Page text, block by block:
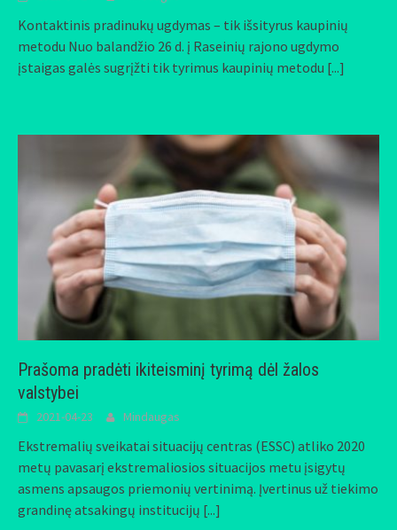
Kontaktinis pradinukų ugdymas – tik išsityrus kaupinių
metodu Nuo balandžio 26 d. į Raseinių rajono ugdymo
įstaigas galės sugrįžti tik tyrimus kaupinių metodu [...]
Prašoma pradėti ikiteisminį tyrimą dėl žalos
valstybei
2021-04-23 Mindaugas
Ekstremalių sveikatai situacijų centras (ESSC) atliko 2020
metų pavasarį ekstremaliosios situacijos metu įsigytų
asmens apsaugos priemonių vertinimą. Įvertinus už tiekimo
grandinę atsakingų institucijų [...]